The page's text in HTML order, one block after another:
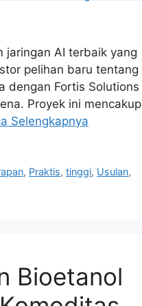
jaringan AI terbaik yang
pelihan baru tentang
dengan Fortis Solutions
Proyek ini mencakup
Selengkapnya
, Praktis,tinggi, Usulan,
Bioetanol